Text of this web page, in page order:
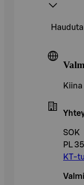
Kiina
SOK
PL
KT-